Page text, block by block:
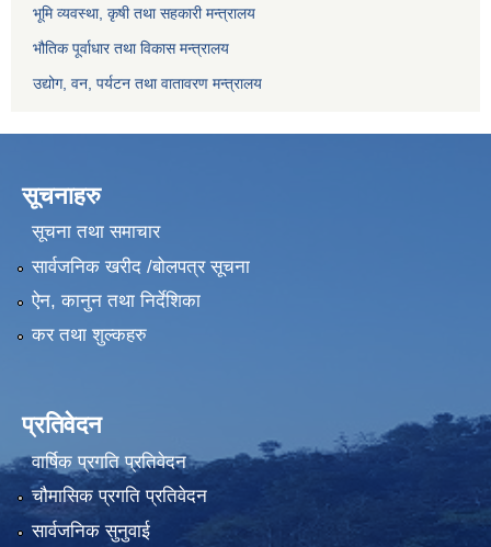
भूमि व्यवस्था, कृषी तथा सहकारी मन्त्रालय
भौतिक पूर्वाधार तथा विकास मन्त्रालय
उद्योग, वन, पर्यटन तथा वातावरण मन्त्रालय
सूचनाहरु
सूचना तथा समाचार
सार्वजनिक खरीद /बोलपत्र सूचना
ऐन, कानुन तथा निर्देशिका
कर तथा शुल्कहरु
प्रतिवेदन
वार्षिक प्रगति प्रतिवेदन
चौमासिक प्रगति प्रतिवेदन
सार्वजनिक सुनुवाई